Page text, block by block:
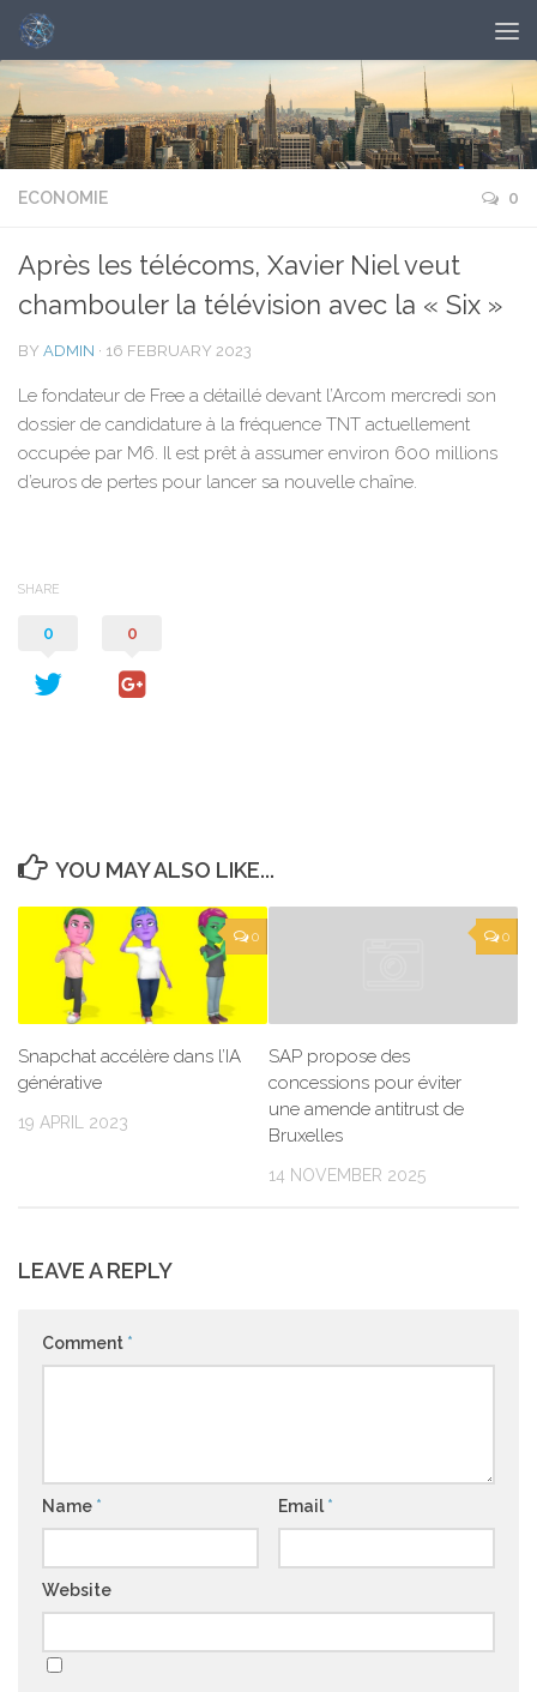
ECONOMIE 0
Après les télécoms, Xavier Niel veut
chambouler la télévision avec la « Six »
BY ADMIN · 16 FEBRUARY 2023
Le fondateur de Free a détaillé devant l’Arcom mercredi son
dossier de candidature à la fréquence TNT actuellement
occupée par M6. Il est prêt à assumer environ 600 millions
d’euros de pertes pour lancer sa nouvelle chaîne.
SHARE
0 0
YOU MAY ALSO LIKE...
0
Snapchat accélère dans l’IA
générative
19 APRIL 2023
0
SAP propose des
concessions pour éviter
une amende antitrust de
Bruxelles
14 NOVEMBER 2025
LEAVE A REPLY
Comment *
Name * Email *
Website